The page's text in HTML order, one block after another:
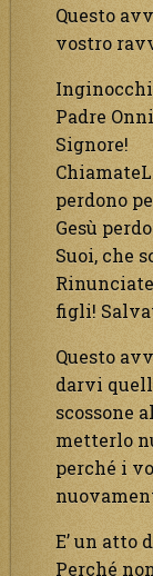
Questo
vostro
Padre
Signore!
perdono
Gesù
Suoi, che
figli!
Questo
darvi
scossone
metterlo
perché i
E’ un atto
Perché